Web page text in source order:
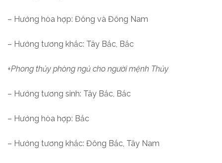
– Hướng hòa hợp: Đông và Đông Nam
– Hướng tương khắc: Tây Bắc, Bắc
+Phong thủy phòng ngủ cho người mệnh Thủy
– Hướng tương sinh: Tây Bắc, Bắc
– Hướng hòa hợp: Bắc
– Hướng tương khắc: Đông Bắc, Tây Nam